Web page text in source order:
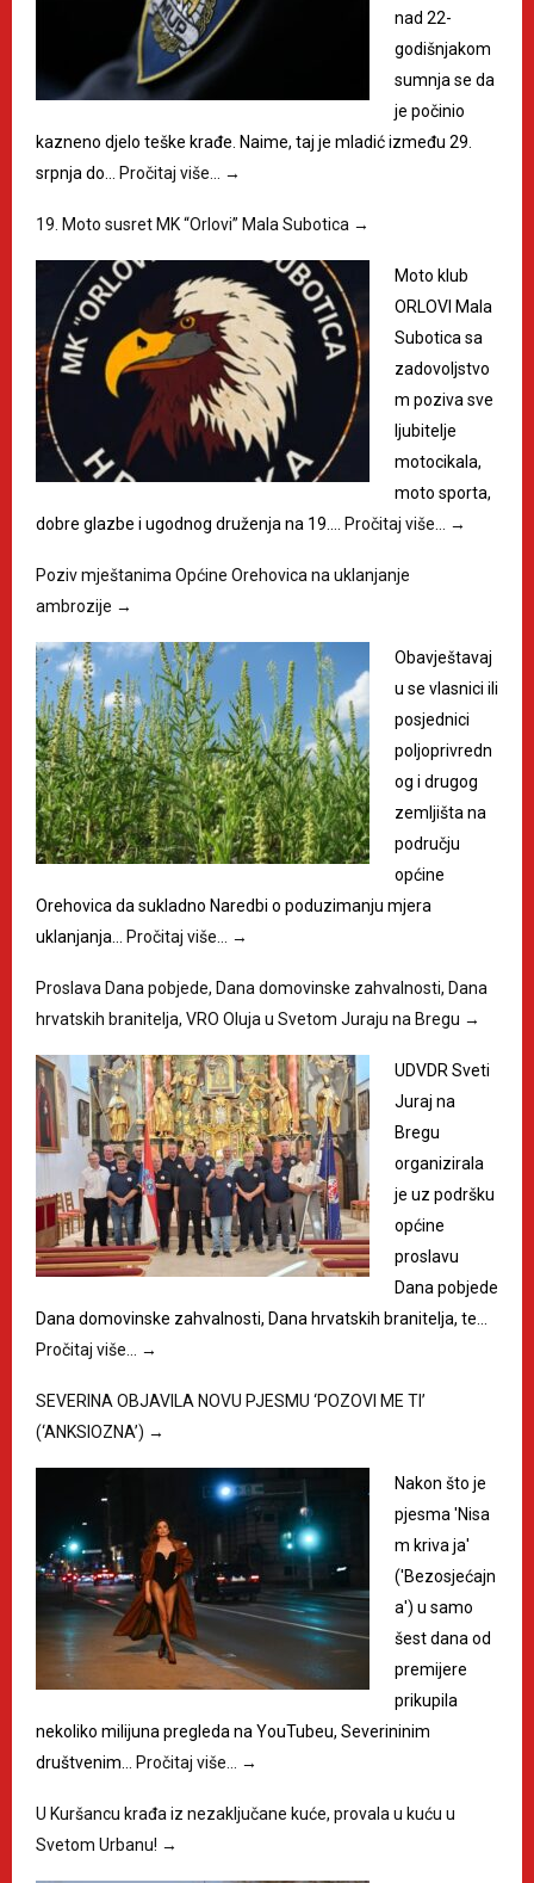
nad 22-
godišnjakom
sumnja se da
je počinio
kazneno djelo teške krađe. Naime, taj je mladić između 29.
srpnja do…
Pročitaj više… →
19. Moto susret MK “Orlovi” Mala Subotica →
Moto klub
ORLOVI Mala
Subotica sa
zadovoljstvo
m poziva sve
ljubitelje
motocikala,
moto sporta,
dobre glazbe i ugodnog druženja na 19.…
Pročitaj više… →
Poziv mještanima Općine Orehovica na uklanjanje
ambrozije →
Obavještavaj
u se vlasnici ili
posjednici
poljoprivredn
og i drugog
zemljišta na
području
općine
Orehovica da sukladno Naredbi o poduzimanju mjera
uklanjanja…
Pročitaj više… →
Proslava Dana pobjede, Dana domovinske zahvalnosti, Dana
hrvatskih branitelja, VRO Oluja u Svetom Juraju na Bregu →
UDVDR Sveti
Juraj na
Bregu
organizirala
je uz podršku
općine
proslavu
Dana pobjede
Dana domovinske zahvalnosti, Dana hrvatskih branitelja, te…
Pročitaj više…
→
SEVERINA OBJAVILA NOVU PJESMU ‘POZOVI ME TI’
(‘ANKSIOZNA’) →
Nakon što je
pjesma 'Nisa
m kriva ja'
('Bezosjećajn
a') u samo
šest dana od
premijere
prikupila
nekoliko milijuna pregleda na YouTubeu, Severininim
društvenim…
Pročitaj više… →
U Kuršancu krađa iz nezaključane kuće, provala u kuću u
Svetom Urbanu! →